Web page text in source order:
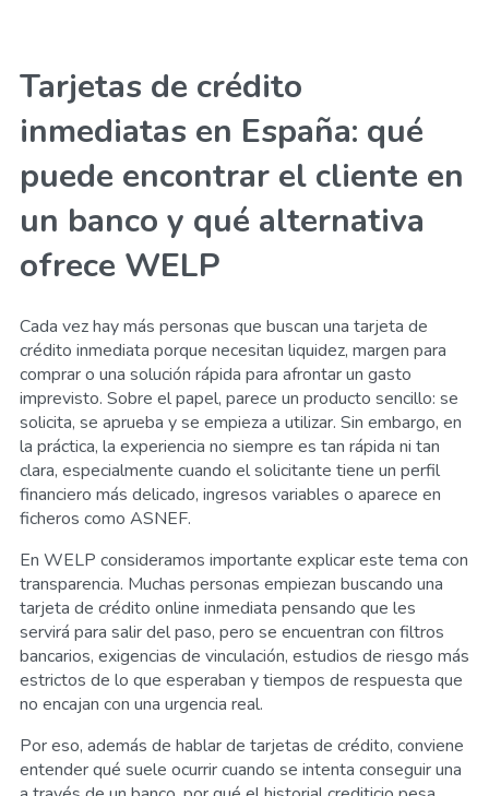
Tarjetas de crédito
inmediatas en España: qué
puede encontrar el cliente en
un banco y qué alternativa
ofrece WELP
Cada vez hay más personas que buscan una tarjeta de
crédito inmediata porque necesitan liquidez, margen para
comprar o una solución rápida para afrontar un gasto
imprevisto. Sobre el papel, parece un producto sencillo: se
solicita, se aprueba y se empieza a utilizar. Sin embargo, en
la práctica, la experiencia no siempre es tan rápida ni tan
clara, especialmente cuando el solicitante tiene un perfil
financiero más delicado, ingresos variables o aparece en
ficheros como ASNEF.
En WELP consideramos importante explicar este tema con
transparencia. Muchas personas empiezan buscando una
tarjeta de crédito online inmediata pensando que les
servirá para salir del paso, pero se encuentran con filtros
bancarios, exigencias de vinculación, estudios de riesgo más
estrictos de lo que esperaban y tiempos de respuesta que
no encajan con una urgencia real.
Por eso, además de hablar de tarjetas de crédito, conviene
entender qué suele ocurrir cuando se intenta conseguir una